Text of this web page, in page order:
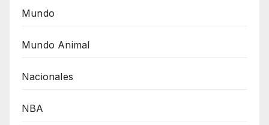
Mundo
Mundo Animal
Nacionales
NBA